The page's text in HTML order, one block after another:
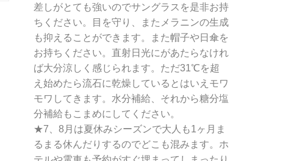
差しがとても強いのでサングラスを是非お持
ちください。目を守り、またメラニンの生成
も抑えることができます。また帽子や日傘を
お持ちください。直射日光にがあたらなけれ
ば大分涼しく感じられます。ただ31℃を超
え始めたら流石に乾燥しているとはいえモワ
モワしてきます。水分補給、それから糖分塩
分補給もこまめにしてください。
★7、8月は夏休みシーズンで大人も1ヶ月ま
るまる休んだりするのでどこも混みます。ホ